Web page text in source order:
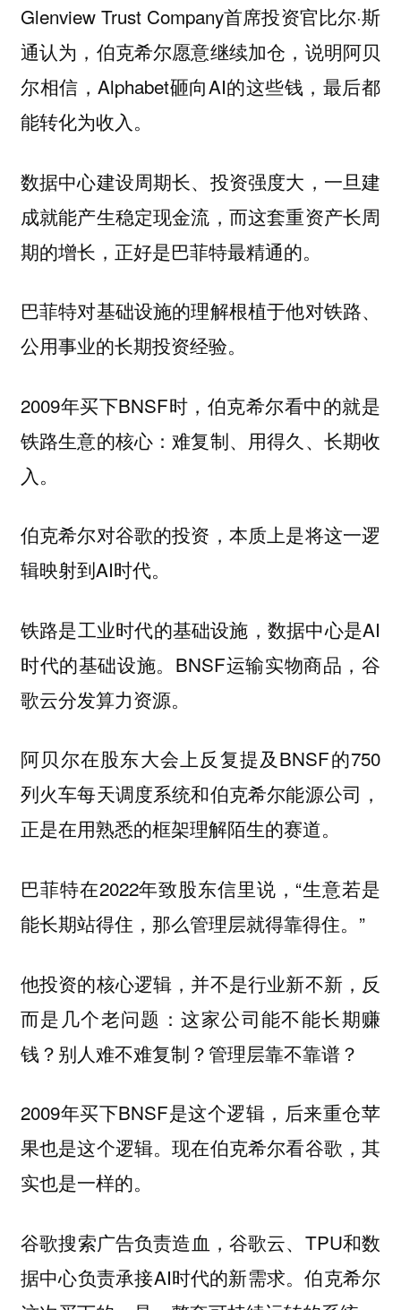
Glenview Trust Company首席投资官比尔·斯
通认为，伯克希尔愿意继续加仓，说明阿贝
尔相信，Alphabet砸向AI的这些钱，最后都
能转化为收入。
数据中心建设周期长、投资强度大，一旦建
成就能产生稳定现金流，而这套重资产长周
期的增长，正好是巴菲特最精通的。
巴菲特对基础设施的理解根植于他对铁路、
公用事业的长期投资经验。
2009年买下BNSF时，伯克希尔看中的就是
铁路生意的核心：难复制、用得久、长期收
入。
伯克希尔对谷歌的投资，本质上是将这一逻
辑映射到AI时代。
铁路是工业时代的基础设施，数据中心是AI
时代的基础设施。BNSF运输实物商品，谷
歌云分发算力资源。
阿贝尔在股东大会上反复提及BNSF的750
列火车每天调度系统和伯克希尔能源公司，
正是在用熟悉的框架理解陌生的赛道。
巴菲特在2022年致股东信里说，“生意若是
能长期站得住，那么管理层就得靠得住。”
他投资的核心逻辑，并不是行业新不新，反
而是几个老问题：这家公司能不能长期赚
钱？别人难不难复制？管理层靠不靠谱？
2009年买下BNSF是这个逻辑，后来重仓苹
果也是这个逻辑。现在伯克希尔看谷歌，其
实也是一样的。
谷歌搜索广告负责造血，谷歌云、TPU和数
据中心负责承接AI时代的新需求。伯克希尔